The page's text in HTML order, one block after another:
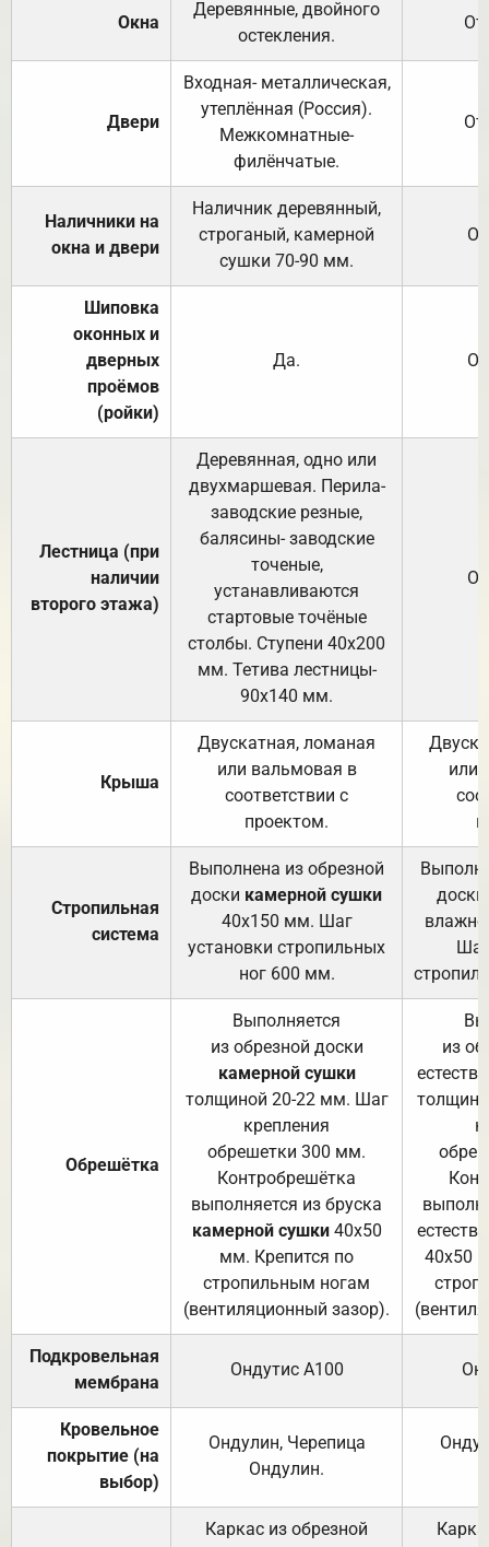
Окна
Деревянные, двойного
остекления.
Двери
Входная- металлическая,
утеплённая (Россия).
Межкомнатные-
филёнчатые.
Наличники на
окна и двери
Наличник деревянный,
строганый, камерной
сушки 70-90 мм.
Шиповка
оконных и
дверных
проёмов
(ройки)
Да.
Лестница (при
наличии
второго этажа)
Деревянная, одно или
двухмаршевая. Перила-
заводские резные,
балясины- заводские
точеные,
устанавливаются
стартовые точёные
столбы. Ступени 40х200
мм. Тетива лестницы-
90х140 мм.
Крыша
Двускатная, ломаная
или вальмовая в
соответствии с
проектом.
или
Стропильная
система
Выполнена из обрезной
доски камерной сушки
40х150 мм. Шаг
установки стропильных
ног 600 мм.
доски
Обрешётка
Выполняется
из обрезной доски
камерной сушки
толщиной 20-22 мм. Шаг
крепления
обрешетки 300 мм.
Контробрешётка
выполняется из бруска
камерной сушки40х50
мм. Крепится по
стропильным ногам
(вентиляционный зазор).
из
40х50
Подкровельная
мембрана
Ондутис А100
Кровельное
покрытие (на
выбор)
Ондулин, Черепица
Ондулин.
Каркас из обрезной